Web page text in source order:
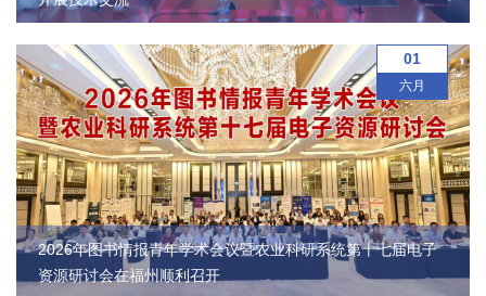
技
期
刊
党
群
2026年图书情报青年学术会议暨农业科研系统第十七届电子
资源研讨会在福州顺利召开
01
六月